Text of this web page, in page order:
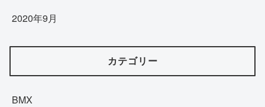
2020年9月
カテゴリー
BMX